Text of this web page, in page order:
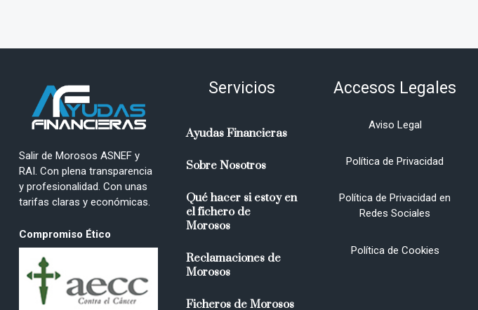
Salir de Morosos ASNEF y
RAI. Con plena transparencia
y profesionalidad. Con unas
tarifas claras y económicas.
Compromiso Ético
Servicios
Ayudas Financieras
Sobre Nosotros
Qué hacer si estoy en
el fichero de
Morosos
Reclamaciones de
Morosos
Ficheros de Morosos
Accesos Legales
Aviso Legal
Política de Privacidad
Política de Privacidad en
Redes Sociales
Política de Cookies